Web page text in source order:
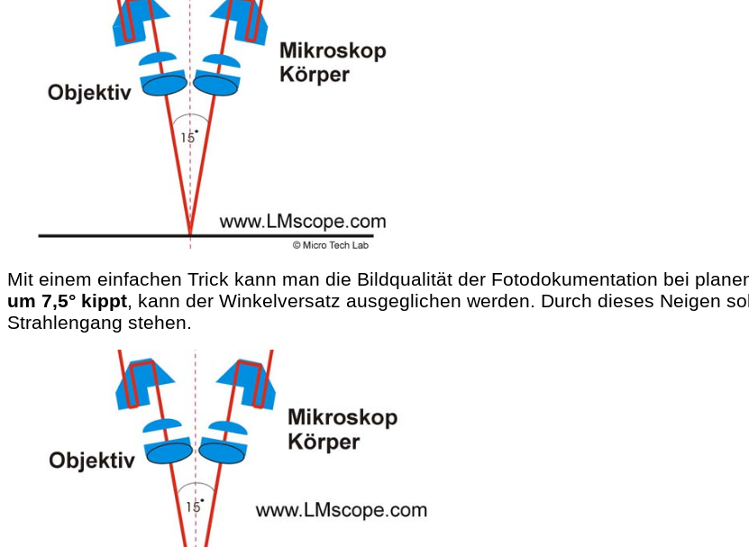
Mit einem einfachen Trick kann man die Bildqualität der Fotodokumentation bei
um 7,5° kippt, kann der Winkelversatz ausgeglichen werden. Durch dieses Neigen
Strahlengang stehen.